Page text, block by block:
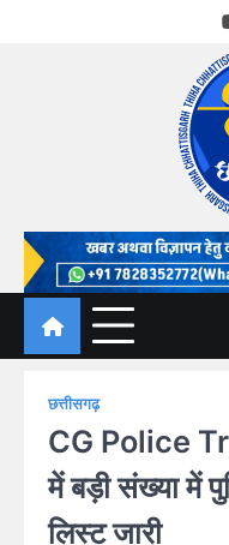
गोठ
छत्तीसगढ़
CG Police
में बड़ी संख्या में
लिस्ट जारी